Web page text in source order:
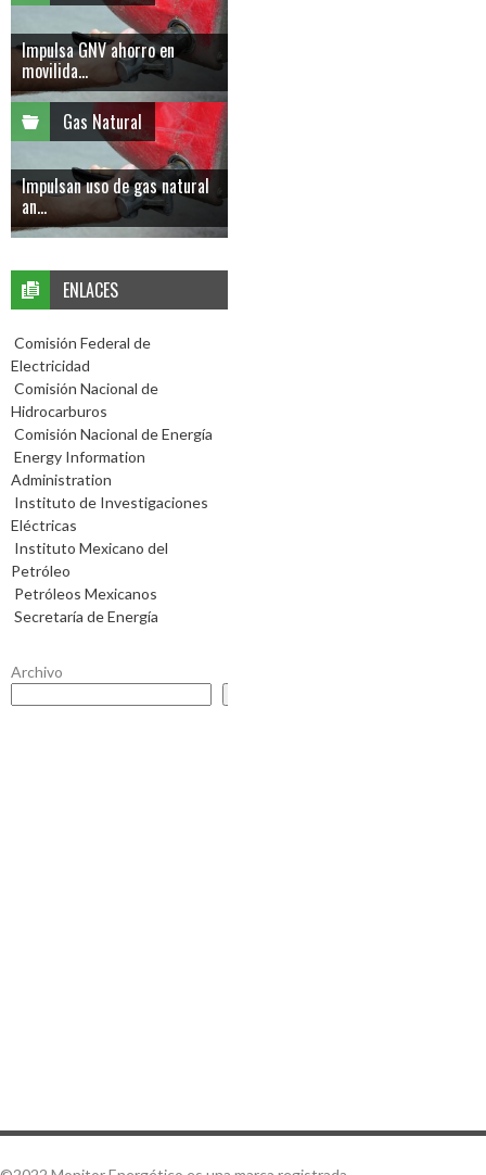
Impulsa GNV ahorro en
movilida...
Gas Natural
Impulsan uso de gas natural
an...
ENLACES
Comisión Federal de
Electricidad
Comisión Nacional de
Hidrocarburos
Comisión Nacional de Energía
Energy Information
Administration
Instituto de Investigaciones
Eléctricas
Instituto Mexicano del
Petróleo
Petróleos Mexicanos
Secretaría de Energía
Archivo